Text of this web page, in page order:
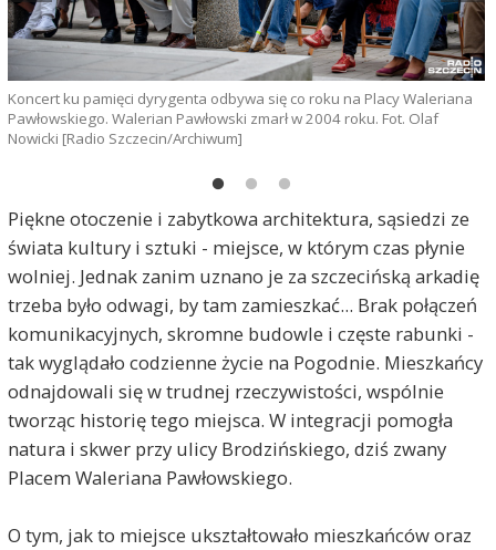
Koncert ku pamięci dyrygenta odbywa się co roku na Placy Waleriana
Pawłowskiego. Walerian Pawłowski zmarł w 2004 roku. Fot. Olaf
Nowicki [Radio Szczecin/Archiwum]
Piękne otoczenie i zabytkowa architektura, sąsiedzi ze
świata kultury i sztuki - miejsce, w którym czas płynie
wolniej. Jednak zanim uznano je za szczecińską arkadię
trzeba było odwagi, by tam zamieszkać... Brak połączeń
komunikacyjnych, skromne budowle i częste rabunki -
tak wyglądało codzienne życie na Pogodnie. Mieszkańcy
odnajdowali się w trudnej rzeczywistości, wspólnie
tworząc historię tego miejsca. W integracji pomogła
natura i skwer przy ulicy Brodzińskiego, dziś zwany
Placem Waleriana Pawłowskiego.
O tym, jak to miejsce ukształtowało mieszkańców oraz